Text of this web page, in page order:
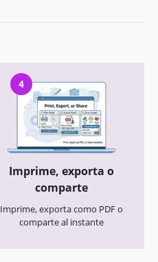
4
Imprime, exporta o
comparte
Imprime, exporta como PDF o
comparte al instante